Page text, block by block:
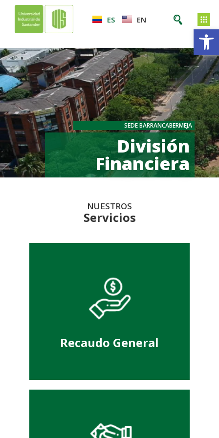
ES EN
SEDE BARRANCABERMEJA
División
Financiera
NUESTROS
Servicios
Recaudo General
bartesor@uis.edu.co
requerimiento para proceder con el
pago.
Ir a pagos